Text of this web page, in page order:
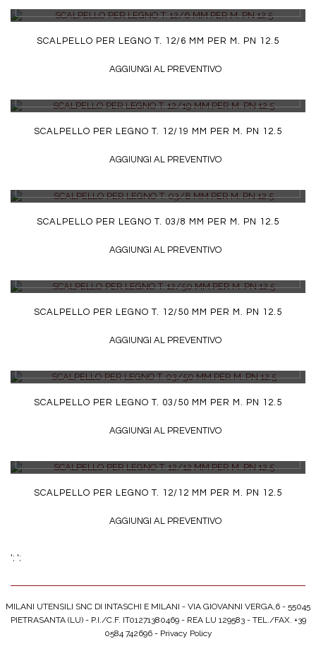
SCALPELLO PER LEGNO T. 12/6 MM PER M. PN 12.5
AGGIUNGI AL PREVENTIVO
SCALPELLO PER LEGNO T. 12/19 MM PER M. PN 12.5
AGGIUNGI AL PREVENTIVO
SCALPELLO PER LEGNO T. 03/8 MM PER M. PN 12.5
AGGIUNGI AL PREVENTIVO
SCALPELLO PER LEGNO T. 12/50 MM PER M. PN 12.5
AGGIUNGI AL PREVENTIVO
SCALPELLO PER LEGNO T. 03/50 MM PER M. PN 12.5
AGGIUNGI AL PREVENTIVO
SCALPELLO PER LEGNO T. 12/12 MM PER M. PN 12.5
AGGIUNGI AL PREVENTIVO
'; ';
MILANI UTENSILI SNC DI INTASCHI E MILANI - VIA GIOVANNI VERGA,6 - 55045
PIETRASANTA (LU) - P.I./C.F. IT01271380469 - REA LU 129583 - TEL./FAX. +39
0584 742696 - Privacy Policy